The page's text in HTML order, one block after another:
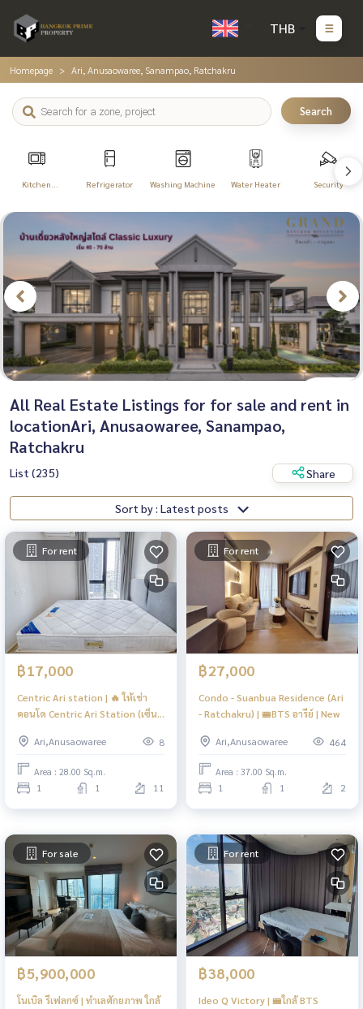
THB
Homepage Ari, Anusaowaree, Sanampao, Ratchakru
Search
Kitchen Refrigerator Washing Machine Water Heater Security
All Real Estate Listings for for sale and rent in
locationAri, Anusaowaree, Sanampao,
Ratchakru
List (235) Share
Sort by : Latest posts
For rent
฿17,000
Centric Ari station | 🔥 ให้เช่า
คอนโด Centric Ari Station (เซ็น
ใจกลางอารีย์ ใกล้ BTS เพียง 300
เมตร
Ari,Anusaowaree 8
Area : 28.00 Sq.m.
1 1 11
For rent
฿27,000
Condo - Suanbua Residence (Ari
- Ratchakru) | 🚝BTS อารีย์ | New
Ari,Anusaowaree 464
Area : 37.00 Sq.m.
1 1 2
For sale
฿5,900,000
โนเบิล รีเฟลกซ์ | ทำเลศักยภาพ ใกล้
For rent
฿38,000
Ideo Q Victory | 🚝ใกล้ BTS